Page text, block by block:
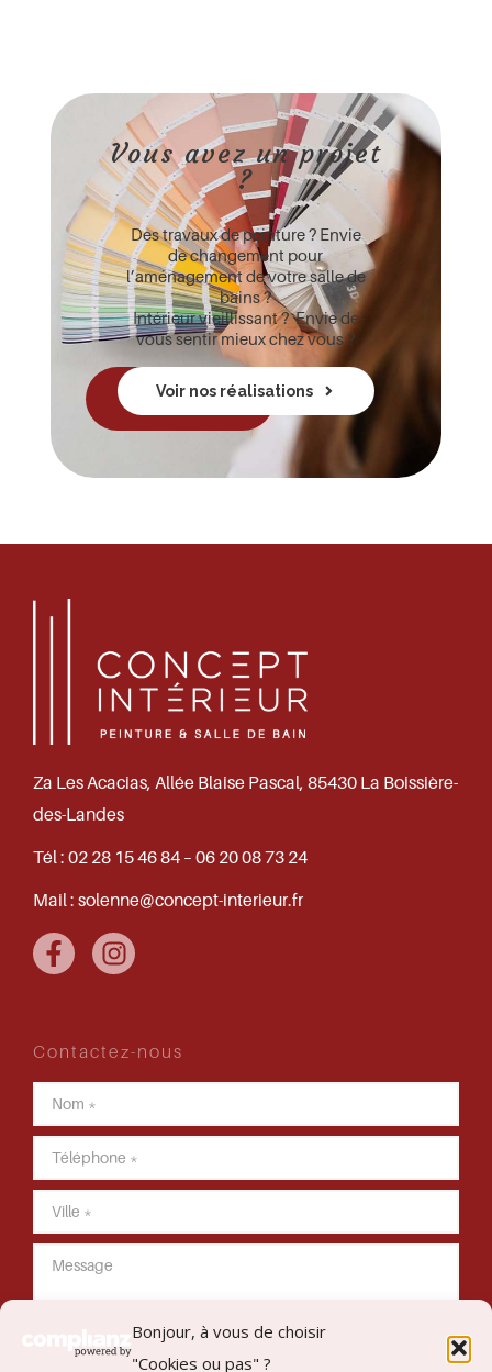
Bonjour, à vous de choisir
"Cookies ou pas" ?
Vous avez un projet
?
Des travaux de peinture ? Envie
de changement pour
l’aménagement de votre salle de
bains ?
Intérieur vieillissant ? Envie de
vous sentir mieux chez vous ?
Contactez-
Voir nos réalisations
Za Les Acacias, Allée Blaise Pascal, 85430 La Boissière-
des-Landes
Tél : 02 28 15 46 84 – 06 20 08 73 24
Mail : solenne@concept-interieur.fr
Contactez-nous